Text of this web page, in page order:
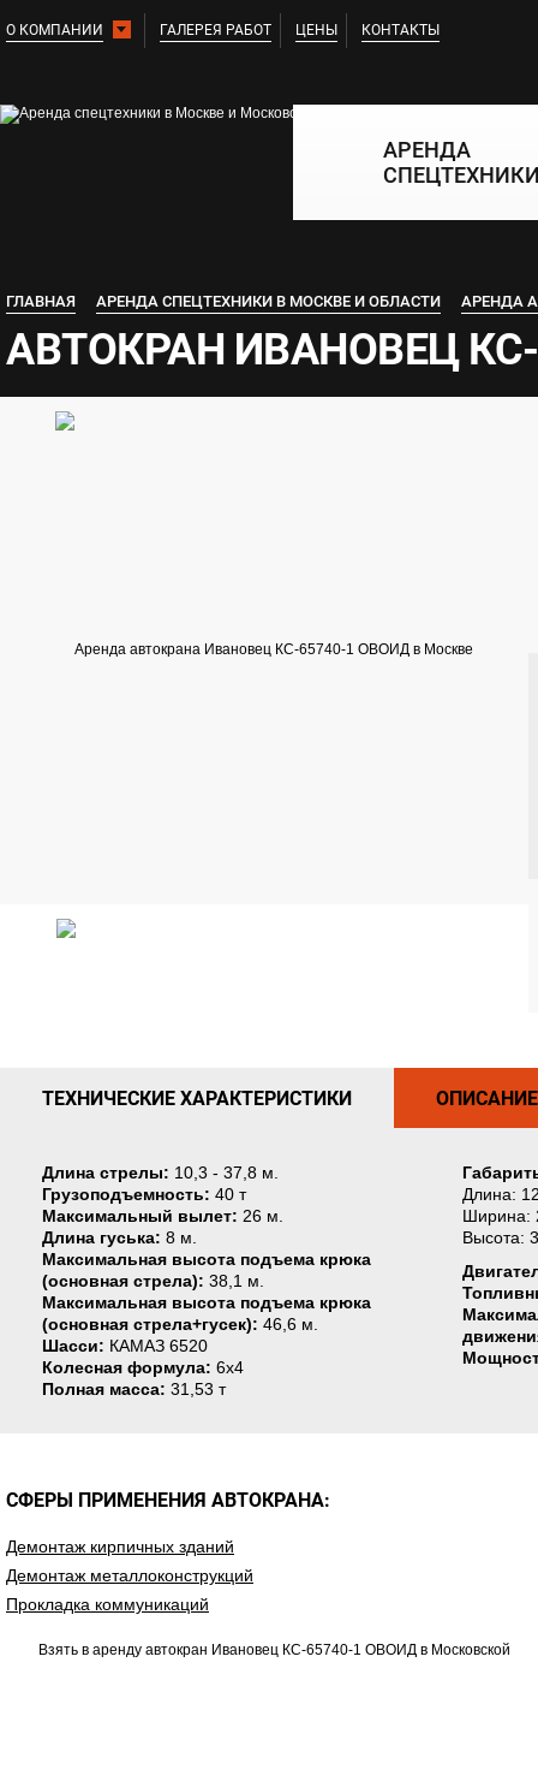
О КОМПАНИИ ГАЛЕРЕЯ РАБОТ ЦЕНЫ КОНТАКТЫ
АРЕНДА
ГЛАВНАЯ АРЕНДА СПЕЦТЕХНИКИ В МОСКВЕ И ОБЛАСТИ АРЕНДА
АВТОКРАН ИВАНОВЕЦ
ТЕХНИЧЕСКИЕ ХАРАКТЕРИСТИКИ ОПИСАНИЕ
Длина стрелы: 10,3 - 37,8 м.
Грузоподъемность: 40 т
Максимальный вылет: 26 м.
Длина гуська: 8 м.
Максимальная высота подъема крюка
(основная стрела): 38,1 м.
Максимальная высота подъема крюка
(основная стрела+гусек): 46,6 м.
Шасси: КАМАЗ 6520
Колесная формула: 6х4
Полная масса: 31,53 т
Длина:
Ширина:
Высота:
СФЕРЫ ПРИМЕНЕНИЯ АВТОКРАНА:
Демонтаж кирпичных зданий
Демонтаж металлоконструкций
Прокладка коммуникаций